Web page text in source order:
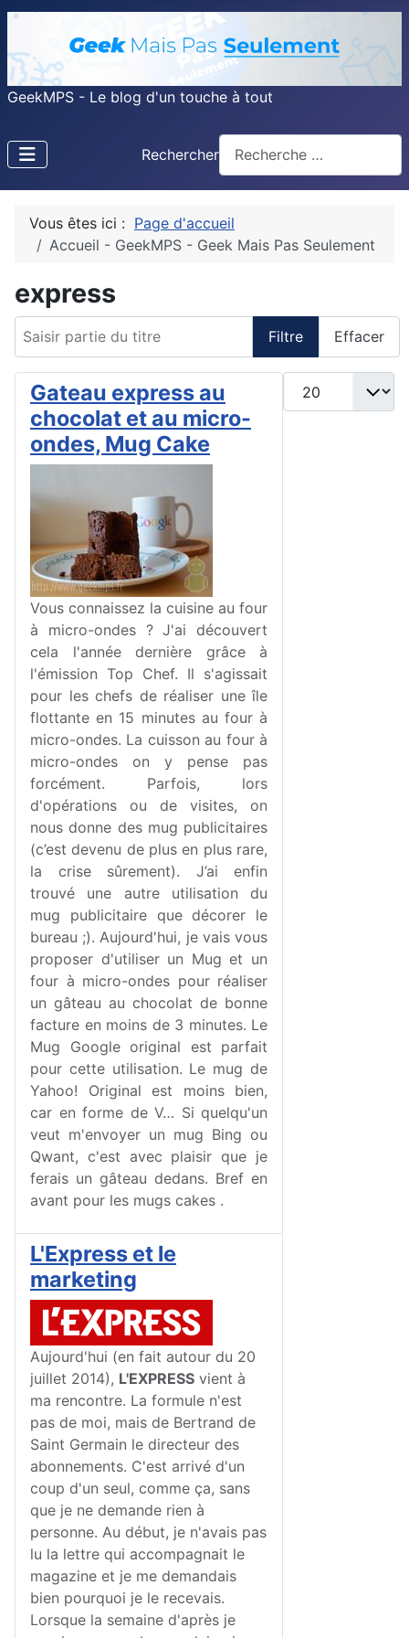
GeekMPS - Le blog d'un touche à tout
Rechercher
Vous êtes ici : Page d'accueil
Accueil - GeekMPS - Geek Mais Pas Seulement
express
Filtre Effacer
Afficher #
Gateau express au
chocolat et au micro-
ondes, Mug Cake
Vous connaissez la cuisine au four
à micro-ondes ? J'ai découvert
cela l'année dernière grâce à
l'émission Top Chef. Il s'agissait
pour les chefs de réaliser une île
flottante en 15 minutes au four à
micro-ondes. La cuisson au four à
micro-ondes on y pense pas
forcément. Parfois, lors
d'opérations ou de visites, on
nous donne des mug publicitaires
(c’est devenu de plus en plus rare,
la crise sûrement). J’ai enfin
trouvé une autre utilisation du
mug publicitaire que décorer le
bureau ;). Aujourd'hui, je vais vous
proposer d'utiliser un Mug et un
four à micro-ondes pour réaliser
un gâteau au chocolat de bonne
facture en moins de 3 minutes. Le
Mug Google original est parfait
pour cette utilisation. Le mug de
Yahoo! Original est moins bien,
car en forme de V… Si quelqu'un
veut m'envoyer un mug Bing ou
Qwant, c'est avec plaisir que je
ferais un gâteau dedans. Bref en
avant pour les mugs cakes .
L'Express et le
marketing
Aujourd'hui (en fait autour du 20
juillet 2014), L'EXPRESS vient à
ma rencontre. La formule n'est
pas de moi, mais de Bertrand de
Saint Germain le directeur des
abonnements. C'est arrivé d'un
coup d'un seul, comme ça, sans
que je ne demande rien à
personne. Au début, je n'avais pas
lu la lettre qui accompagnait le
magazine et je me demandais
bien pourquoi je le recevais.
Lorsque la semaine d'après je